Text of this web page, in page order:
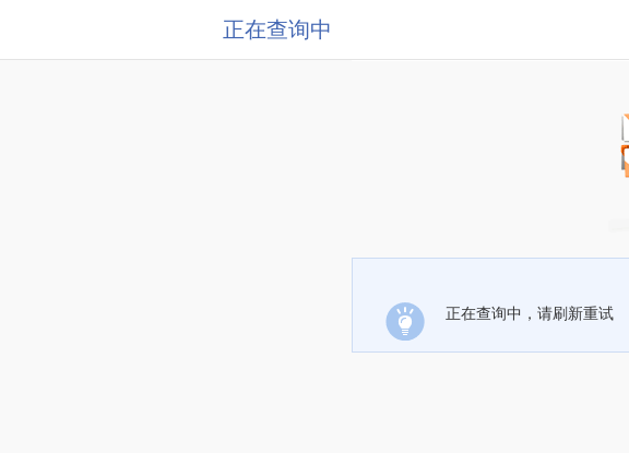
正在查询中
正在查询中，请刷新重试